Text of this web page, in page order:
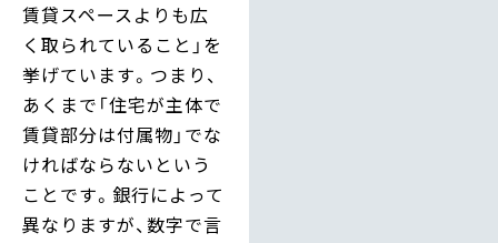
賃貸スペースよりも広
く取られていること」を
挙げています。つまり、
あくまで「住宅が主体で
賃貸部分は付属物」でな
ければならないという
ことです。銀行によって
異なりますが、数字で言